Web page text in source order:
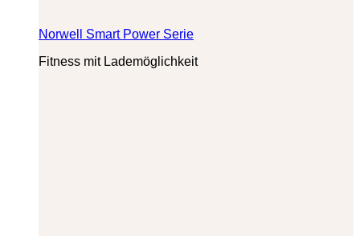
Norwell Smart Power Serie
Fitness mit Lademöglichkeit